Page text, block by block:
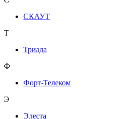
СКАУТ
Т
Триада
Ф
Форт-Телеком
Э
Элеста